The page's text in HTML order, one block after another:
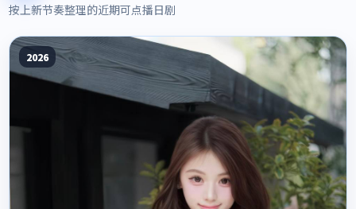
按上新节奏整理的近期可点播日剧
2026